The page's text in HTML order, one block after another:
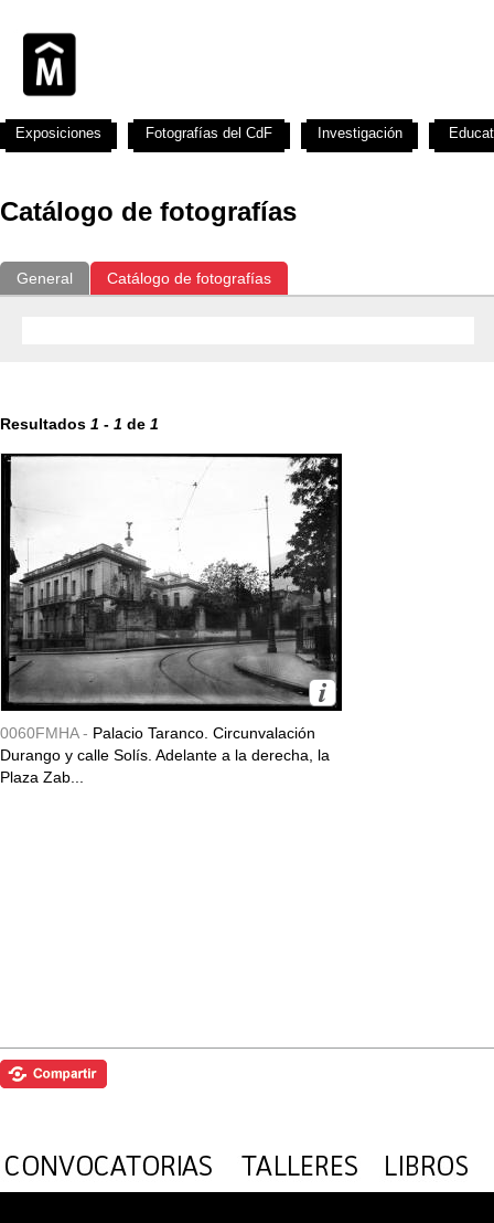
Catálogo de fotografías
General Catálogo de fotografías
Resultados 1 - 1 de 1
0060FMHA - Palacio Taranco. Circunvalación
Durango y calle Solís. Adelante a la derecha, la
Plaza Zab...
Exposiciones Fotografías del CdF Investigación